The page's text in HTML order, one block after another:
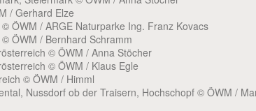
/ Gerhard Elze
ÖWM / ARGE Naturparke Ing. Franz Kovacs
ÖWM / Bernhard Schramm
© ÖWM / Anna Stöcher
© ÖWM / Klaus Egle
© ÖWM / Himml
Nussdorf ob der Traisern, Hochschopf © ÖWM /